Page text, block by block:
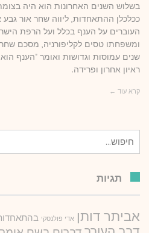
בשלוש השנים האחרונות הוא היה
ככלכלן ההתאחדות, ליווה שחר אור
העוברים על הענף בכלל ועל הרפת
שנים עמוסות וגדושות ואומר "הענף
ראיון אחרון ופרידה.
קרא עוד ←
עבור:
תגיות
אביתר דותן אדי פולנסקי